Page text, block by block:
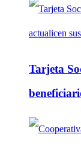
Tarjeta